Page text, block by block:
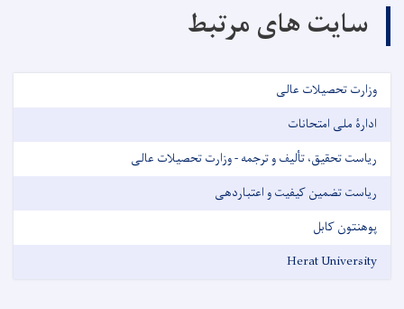
سایت های مرتبط
وزارت تحصیلات عالی
ادارۀ ملی امتحانات
ریاست تحقیق، تألیف و ترجمه - وزارت تحصیلات عالی
ریاست تضمین کیفیت و اعتباردهی
پوهنتون کابل
Herat University